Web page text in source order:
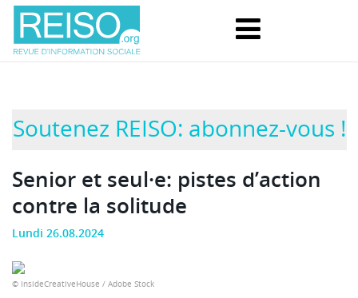
Soutenez REISO: abonnez-vous !
Senior et seul·e: pistes d’action
contre la solitude
Lundi 26.08.2024
© InsideCreativeHouse / Adobe Stock